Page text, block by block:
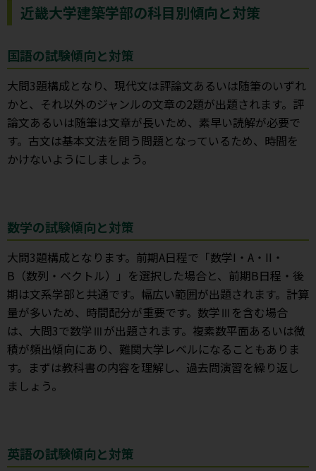
近畿大学建築学部の科目別傾向と対策
国語の試験傾向と対策
大問3題構成となり、現代文は評論文あるいは随筆のいずれ
かと、それ以外のジャンルの文章の2題が出題されます。評
論文あるいは随筆は文章が長いため、素早い読解が必要で
す。古文は基本文法を問う問題となっているため、時間を
かけないようにしましょう。
数学の試験傾向と対策
大問3題構成となります。前期A日程で「数学I・A・II・
B（数列・ベクトル）」を選択した場合と、前期B日程・後
期は文系学部と共通です。幅広い範囲が出題されます。計算
量が多いため、時間配分が重要です。数学Ⅲを含む場合
は、大問3で数学Ⅲが出題されます。複素数平面あるいは微
積が頻出傾向にあり、難関大学レベルになることもありま
す。まずは教科書の内容を理解し、過去問演習を繰り返し
ましょう。
英語の試験傾向と対策